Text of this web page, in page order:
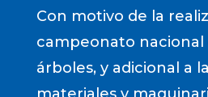
Con motivo de la
campeonato
árboles, y adicional a